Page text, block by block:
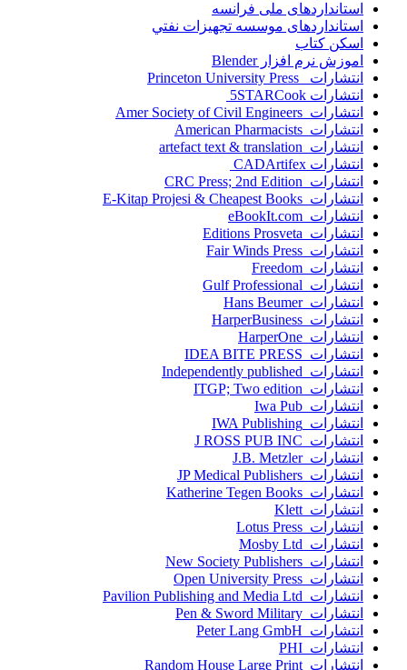
استانداردهای ملی فرانسه
استانداردهای موسسه تجهيزات نفتي
اسکن کتاب
اموزش نرم افزار Blender
انتشارات Princeton University Press
انتشارات ‎ 5STARCook
انتشارات Amer Society of Civil Engineers
انتشارات American Pharmacists
انتشارات artefact text & translation
انتشارات ‎ CADArtifex
انتشارات CRC Press; 2nd Edition
انتشارات E-Kitap Projesi & Cheapest Books
انتشارات eBookIt.com
انتشارات Editions Prosveta
انتشارات Fair Winds Press
انتشارات Freedom
انتشارات Gulf Professional
انتشارات Hans Beumer
انتشارات HarperBusiness
انتشارات HarperOne
انتشارات IDEA BITE PRESS
انتشارات Independently published
انتشارات ITGP; Two edition
انتشارات Iwa Pub
انتشارات IWA Publishing
انتشارات J ROSS PUB INC
انتشارات J.B. Metzler
انتشارات JP Medical Publishers
انتشارات Katherine Tegen Books
انتشارات Klett
انتشارات Lotus Press
انتشارات Mosby Ltd
انتشارات New Society Publishers
انتشارات Open University Press
انتشارات Pavilion Publishing and Media Ltd
انتشارات Pen & Sword Military
انتشارات Peter Lang GmbH
انتشارات PHI
انتشارات Random House Large Print